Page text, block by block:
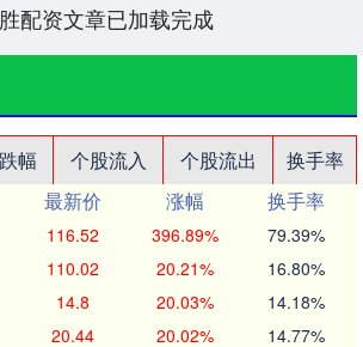
配资文章已加载完成
幅 个股流入 个股流出
换手率
最新价 涨幅
换手率
116.52 396.89% 79.39%
110.02 20.21% 16.80%
14.8 20.03% 14.18%
20.44 20.02% 14.77%